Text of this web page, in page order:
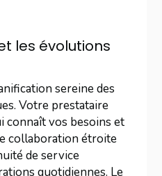
les évolutions
sereine des
Votre prestataire
connaît vos besoins et
collaboration étroite
de service
quotidiennes. Le